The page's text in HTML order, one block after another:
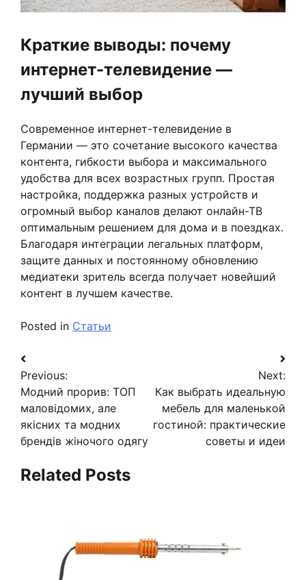
Краткие выводы: почему
интернет-телевидение —
лучший выбор
Современное интернет-телевидение в
Германии — это сочетание высокого качества
контента, гибкости выбора и максимального
удобства для всех возрастных групп. Простая
настройка, поддержка разных устройств и
огромный выбор каналов делают онлайн-ТВ
оптимальным решением для дома и в поездках.
Благодаря интеграции легальных платформ,
защите данных и постоянному обновлению
медиатеки зритель всегда получает новейший
контент в лучшем качестве.
Posted in Статьи
Навигация
по
записям
Previous:
Модний прорив: ТОП
маловідомих, але
якісних та модних
брендів жіночого одягу
Next:
Как выбрать идеальную
мебель для маленькой
гостиной: практические
советы и идеи
Related Posts